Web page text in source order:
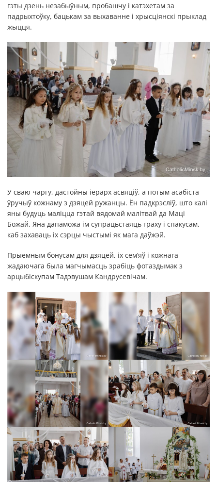
гэты дзень незабыўным, пробашчу і катэхетам за
падрыхтоўку, бацькам за выхаванне і хрысціянскі прыклад
жыцця.
У сваю чаргу, дастойны іерарх асвяціў, а потым асабіста
ўручыў кожнаму з дзяцей ружанцы. Ён падкрэсліў, што калі
яны будуць маліцца гэтай вядомай малітвай да Маці
Божай, Яна дапаможа ім супрацьстаяць граху і спакусам,
каб захаваць іх сэрцы чыстымі як мага даўжэй.
Прыемным бонусам для дзяцей, іх сем’яў і кожнага
жадаючага была магчымасць зрабіць фотаздымак з
арцыбіскупам Тадэвушам Кандрусевічам.